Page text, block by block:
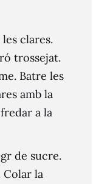
clares.
trossejat.
Batre les
amb la
a la
de sucre.
la